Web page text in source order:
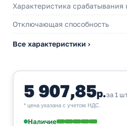
Характеристика срабатывания
Отключающая способность
Все характеристики ›
5 907,85р.за 1
* цена указана с учетом НДС.
Наличие